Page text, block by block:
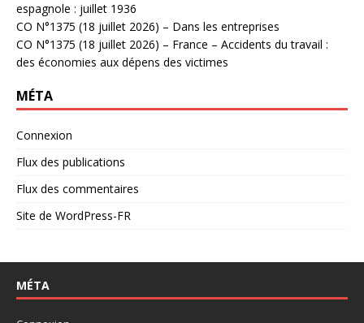
espagnole : juillet 1936
CO N°1375 (18 juillet 2026) – Dans les entreprises
CO N°1375 (18 juillet 2026) – France – Accidents du travail :
des économies aux dépens des victimes
MÉTA
Connexion
Flux des publications
Flux des commentaires
Site de WordPress-FR
MÉTA